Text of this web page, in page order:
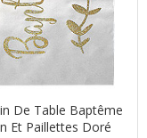
De Table Baptême
Et Paillettes Doré